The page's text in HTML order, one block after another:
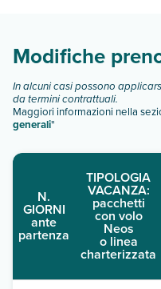
Modifiche
In alcuni casi possono
da termini contrattuali.
Maggiori informazioni nella
generali"
N.
GIORNI
ante
partenza
TIPOLOGIA
VACANZA:
pacchetti
con volo
Neos
o linea
charterizzata